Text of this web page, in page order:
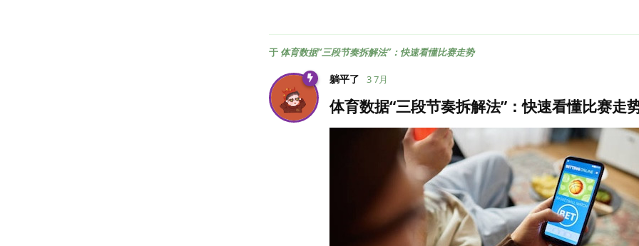
于 体育数据“三段节奏拆解法”：快速看懂比赛走势
躺平了 3 7月
体育数据“三段节奏拆解法”：快速看懂比赛走